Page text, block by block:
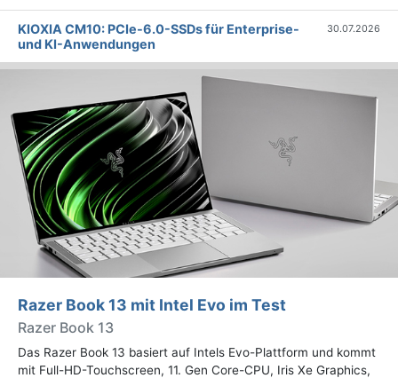
KIOXIA CM10: PCIe-6.0-SSDs für Enterprise-
und KI-Anwendungen
30.07.2026
Razer Book 13 mit Intel Evo im Test
Razer Book 13
Das Razer Book 13 basiert auf Intels Evo-Plattform und kommt
mit Full-HD-Touchscreen, 11. Gen Core-CPU, Iris Xe Graphics,